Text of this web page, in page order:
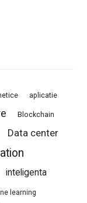
aplicatie
Blockchain
Data center
inteligenta
learning